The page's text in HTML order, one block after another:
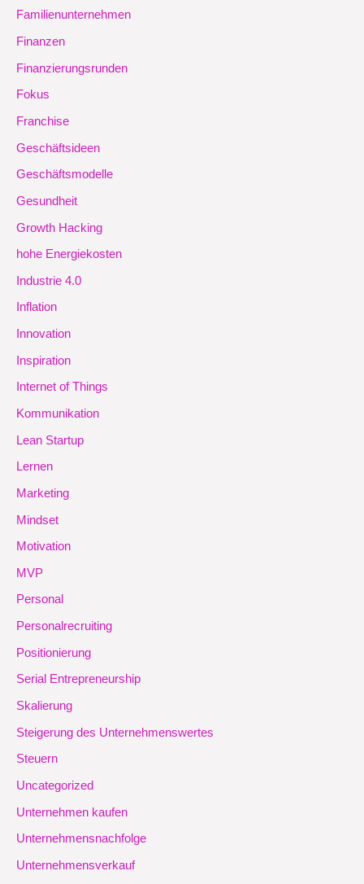
Familienunternehmen
Finanzen
Finanzierungsrunden
Fokus
Franchise
Geschäftsideen
Geschäftsmodelle
Gesundheit
Growth Hacking
hohe Energiekosten
Industrie 4.0
Inflation
Innovation
Inspiration
Internet of Things
Kommunikation
Lean Startup
Lernen
Marketing
Mindset
Motivation
MVP
Personal
Personalrecruiting
Positionierung
Serial Entrepreneurship
Skalierung
Steigerung des Unternehmenswertes
Steuern
Uncategorized
Unternehmen kaufen
Unternehmensnachfolge
Unternehmensverkauf